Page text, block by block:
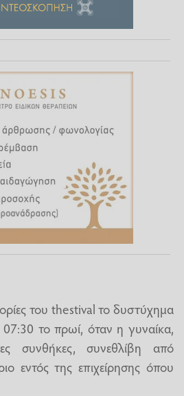
του thestival το δυστύχημα
το πρωί, όταν η γυναίκα,
συνθήκες, συνεθλίβη από
εντός της επιχείρησης όπου